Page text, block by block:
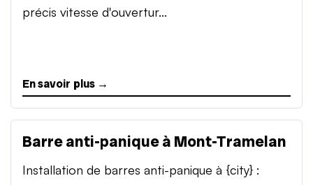
précis vitesse d'ouvertur...
En savoir plus →
Barre anti-panique à Mont-Tramelan
Installation de barres anti-panique à {city} :